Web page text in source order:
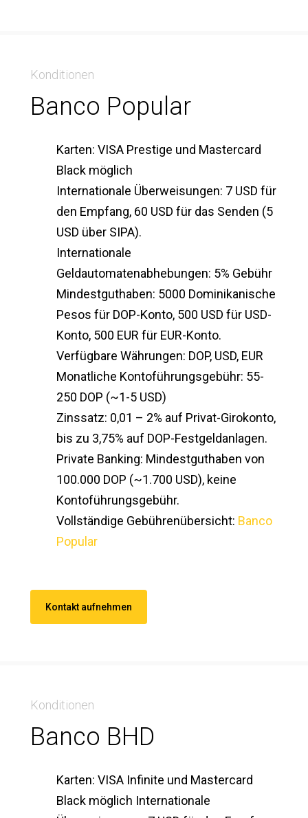
Konditionen
Banco Popular
Karten: VISA Prestige und Mastercard
Black möglich
Internationale Überweisungen: 7 USD für
den Empfang, 60 USD für das Senden (5
USD über SIPA).
Internationale
Geldautomatenabhebungen: 5% Gebühr
Mindestguthaben: 5000 Dominikanische
Pesos für DOP-Konto, 500 USD für USD-
Konto, 500 EUR für EUR-Konto.
Verfügbare Währungen: DOP, USD, EUR
Monatliche Kontoführungsgebühr: 55-
250 DOP (~1-5 USD)
Zinssatz: 0,01 – 2% auf Privat-Girokonto,
bis zu 3,75% auf DOP-Festgeldanlagen.
Private Banking: Mindestguthaben von
100.000 DOP (~1.700 USD), keine
Kontoführungsgebühr.
Vollständige Gebührenübersicht: Banco
Popular
Kontakt aufnehmen
Konditionen
Banco BHD
Karten: VISA Infinite und Mastercard
Black möglich Internationale